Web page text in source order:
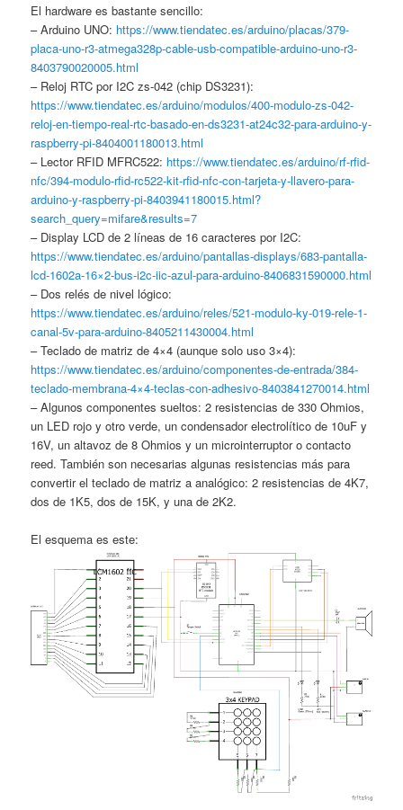
El hardware es bastante sencillo:
– Arduino UNO: https://www.tiendatec.es/arduino/placas/379-
placa-uno-r3-atmega328p-cable-usb-compatible-arduino-uno-r3-
8403790020005.html
– Reloj RTC por I2C zs-042 (chip DS3231):
https://www.tiendatec.es/arduino/modulos/400-modulo-zs-042-
reloj-en-tiempo-real-rtc-basado-en-ds3231-at24c32-para-arduino-y-
raspberry-pi-8404001180013.html
– Lector RFID MFRC522: https://www.tiendatec.es/arduino/rf-rfid-
nfc/394-modulo-rfid-rc522-kit-rfid-nfc-con-tarjeta-y-llavero-para-
arduino-y-raspberry-pi-8403941180015.html?
search_query=mifare&results=7
– Display LCD de 2 líneas de 16 caracteres por I2C:
https://www.tiendatec.es/arduino/pantallas-displays/683-pantalla-
lcd-1602a-16×2-bus-i2c-iic-azul-para-arduino-8406831590000.html
– Dos relés de nivel lógico:
https://www.tiendatec.es/arduino/reles/521-modulo-ky-019-rele-1-
canal-5v-para-arduino-8405211430004.html
– Teclado de matriz de 4×4 (aunque solo uso 3×4):
https://www.tiendatec.es/arduino/componentes-de-entrada/384-
teclado-membrana-4×4-teclas-con-adhesivo-8403841270014.html
– Algunos componentes sueltos: 2 resistencias de 330 Ohmios,
un LED rojo y otro verde, un condensador electrolítico de 10uF y
16V, un altavoz de 8 Ohmios y un microinterruptor o contacto
reed. También son necesarias algunas resistencias más para
convertir el teclado de matriz a analógico: 2 resistencias de 4K7,
dos de 1K5, dos de 15K, y una de 2K2.
El esquema es este: